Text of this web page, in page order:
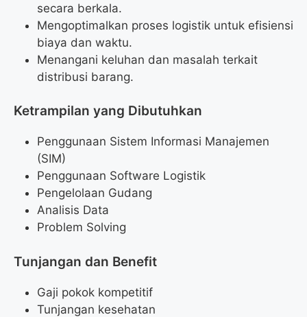
secara berkala.
Mengoptimalkan proses logistik untuk efisiensi
biaya dan waktu.
Menangani keluhan dan masalah terkait
distribusi barang.
Ketrampilan yang Dibutuhkan
Penggunaan Sistem Informasi Manajemen
(SIM)
Penggunaan Software Logistik
Pengelolaan Gudang
Analisis Data
Problem Solving
Tunjangan dan Benefit
Gaji pokok kompetitif
Tunjangan kesehatan